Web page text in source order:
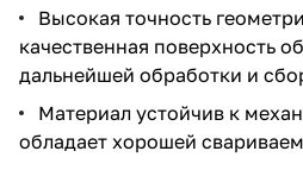
Высокая точность
качественная поверхность
дальнейшей обработки и
Материал устойчив к
обладает хорошей